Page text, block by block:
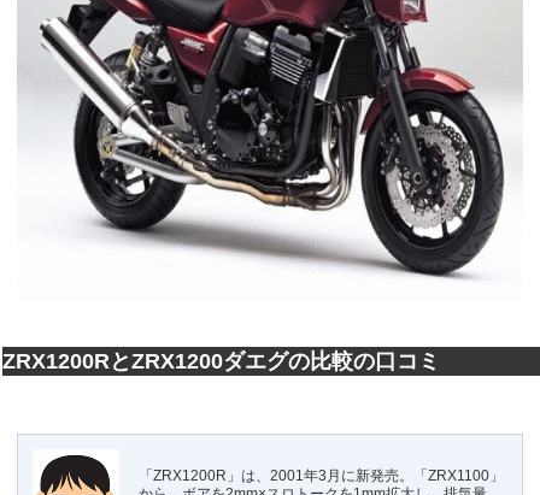
ZRX1200RとZRX1200ダエグの比較の口コミ
「ZRX1200R」は、2001年3月に新発売。「ZRX1100」